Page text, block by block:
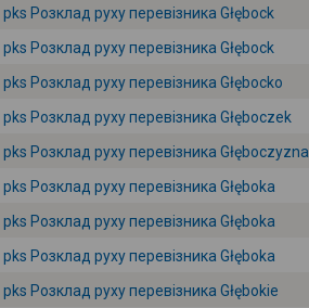
pks Розклад руху перевізника Głębock
pks Розклад руху перевізника Głębock
pks Розклад руху перевізника Głębocko
pks Розклад руху перевізника Głęboczek
pks Розклад руху перевізника Głęboczyzna
pks Розклад руху перевізника Głęboka
pks Розклад руху перевізника Głęboka
pks Розклад руху перевізника Głęboka
pks Розклад руху перевізника Głębokie